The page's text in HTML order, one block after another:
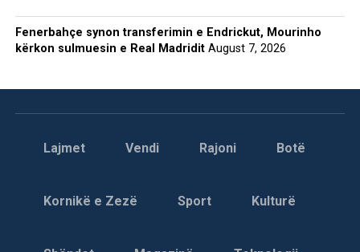
Fenerbahçe synon transferimin e Endrickut, Mourinho
kërkon sulmuesin e Real Madridit August 7, 2026
Lajmet Vendi Rajoni Botë
Kornikë e Zezë Sport Kulturë